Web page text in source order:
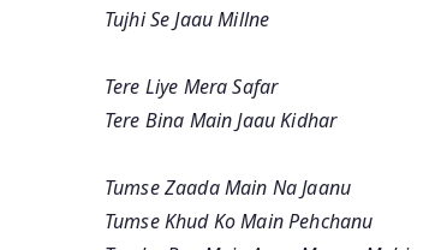
Tujhi Se Jaau Millne
Tere Liye Mera Safar
Tere Bina Main Jaau Kidhar
Tumse Zaada Main Na Jaanu
Tumse Khud Ko Main Pehchanu